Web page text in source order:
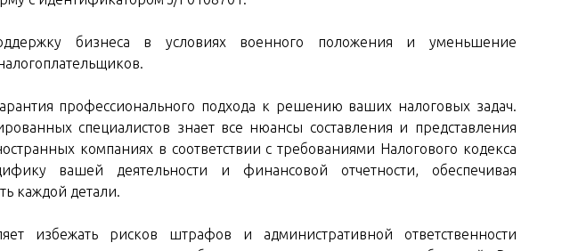
бизнеса в условиях военного положения и уменьшение
профессионального подхода к решению ваших налоговых задач.
специалистов знает все нюансы составления и представления
компаниях в соответствии с требованиями Налогового кодекса
вашей деятельности и финансовой отчетности, обеспечивая
каждой детали.
избежать рисков штрафов и административной ответственности